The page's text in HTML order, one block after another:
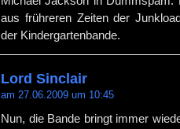
aus frühreren Zeiten der
der Kindergartenbande.
Lord Sinclair
am 27.06.2009 um 10:45
Nun, die Bande bringt immer